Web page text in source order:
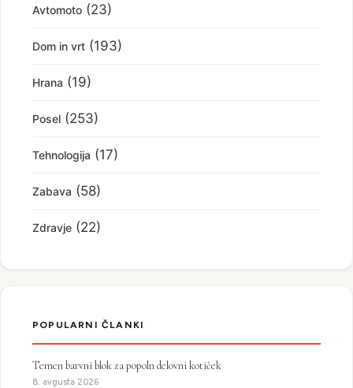
Avtomoto (23)
Dom in vrt (193)
Hrana (19)
Posel (253)
Tehnologija (17)
Zabava (58)
Zdravje (22)
POPULARNI ČLANKI
Temen barvni blok za popoln delovni kotiček
8. avgusta 2026